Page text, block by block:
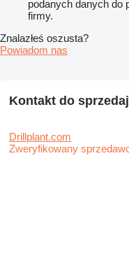
podanych danych do
firmy.
Znalazłeś oszusta?
Powiadom nas
Kontakt do
Drillplant.com
Zweryfikowany